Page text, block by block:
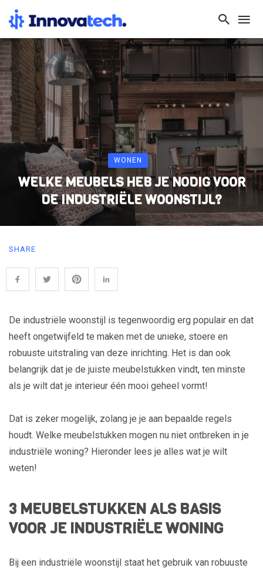
WONEN
WELKE MEUBELS HEB JE NODIG VOOR
DE INDUSTRIËLE WOONSTIJL?
SHARE
De industriële woonstijl is tegenwoordig erg populair en dat
heeft ongetwijfeld te maken met de unieke, stoere en
robuuste uitstraling van deze inrichting. Het is dan ook
belangrijk dat je de juiste meubelstukken vindt, ten minste
als je wilt dat je interieur één mooi geheel vormt!
Dat is zeker mogelijk, zolang je je aan bepaalde regels
houdt. Welke meubelstukken mogen nu niet ontbreken in je
industriële woning? Hieronder lees je alles wat je wilt
weten!
3 MEUBELSTUKKEN ALS BASIS
VOOR JE INDUSTRIËLE WONING
Bij een industriële woonstijl staat het gebruik van robuuste